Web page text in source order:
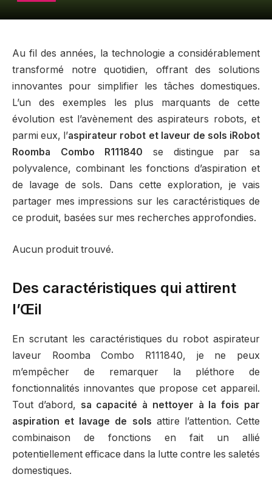
Au fil des années, la technologie a considérablement
transformé notre quotidien, offrant des solutions
innovantes pour simplifier les tâches domestiques.
L’un des exemples les plus marquants de cette
évolution est l’avènement des aspirateurs robots, et
parmi eux, l’aspirateur robot et laveur de sols iRobot
Roomba Combo ‎R111840 se distingue par sa
polyvalence, combinant les fonctions d’aspiration et
de lavage de sols. Dans cette exploration, je vais
partager mes impressions sur les caractéristiques de
ce produit, basées sur mes recherches approfondies.
Aucun produit trouvé.
Des caractéristiques qui attirent
l’Œil
En scrutant les caractéristiques du robot aspirateur
laveur Roomba Combo R111840, je ne peux
m’empêcher de remarquer la pléthore de
fonctionnalités innovantes que propose cet appareil.
Tout d’abord, sa capacité à nettoyer à la fois par
aspiration et lavage de sols attire l’attention. Cette
combinaison de fonctions en fait un allié
potentiellement efficace dans la lutte contre les saletés
domestiques.